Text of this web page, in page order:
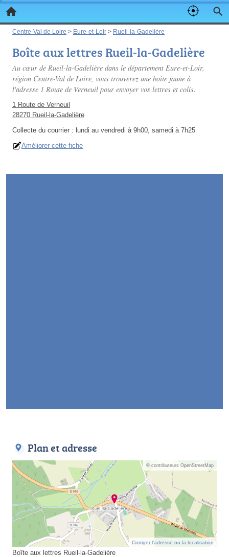
Centre-Val de Loire > Eure-et-Loir > Rueil-la-Gadelière
Boîte aux lettres Rueil-la-Gadelière
Au cœur de Rueil-la-Gadelière dans le département Eure-et-Loir,
région Centre-Val de Loire, vous trouverez une boite jaune à
l'adresse 1 Route de Verneuil pour envoyer vos lettres et colis.
1 Route de Verneuil
28270 Rueil-la-Gadelière
Collecte du courrier : lundi au vendredi à 9h00, samedi à 7h25
Améliorer cette fiche
Plan et adresse
© contributeurs OpenStreetMap
Corriger l’adresse ou la localisation
Boîte aux lettres Rueil-la-Gadelière